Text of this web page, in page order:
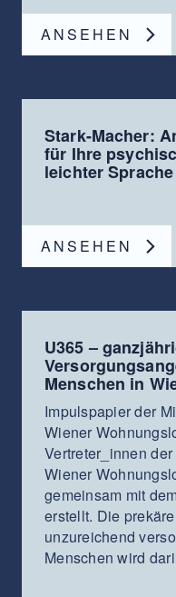
ANSEHEN
Stark-Macher:
für Ihre
leichter Sprache
ANSEHEN
U365 –
Menschen in
Impulspapier der
Wiener
Vertreter_innen
Wiener
gemeinsam mit
erstellt. Die
unzureichend
Menschen wird